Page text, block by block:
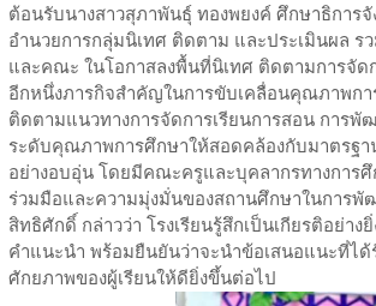
ต้อนรับนางสาวสุภาพันธ์ุ ทองพยงค์ ศึกษาธิการ
อำนวยการกลุ่มนิเทศ ติดตาม และประเมินผล ร
และคณะ ในโอกาสลงพื้นที่นิเทศ ติดตามการจัด
อีกหนึ่งภารกิจสำคัญในการขับเคลื่อนคุณภาพก
ติดตามแนวทางการจัดการเรียนการสอน การพั
ระดับคุณภาพการศึกษาให้สอดคล้องกับมาตรฐา
อย่างอบอุ่น โดยมีคณะครูและบุคลากรทางการ
ร่วมมือและความมุ่งมั่นของสถานศึกษาในการ
สิทธิศักดิ์ กล่าวว่า โรงเรียนรู้สึกเป็นเกียรติอย่
คำแนะนำ พร้อมยืนยันว่าจะนำข้อเสนอแนะที่ไ
ศักยภาพของผู้เรียนให้ดียิ่งขึ้นต่อไป